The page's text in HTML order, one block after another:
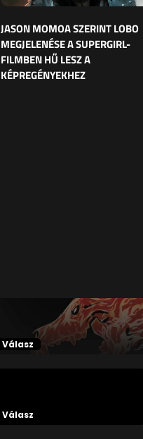
JASON MOMOA SZERINT LOBO
MEGJELENÉSE A SUPERGIRL-
FILMBEN HŰ LESZ A
KÉPREGÉNYEKHEZ
Válasz
Válasz